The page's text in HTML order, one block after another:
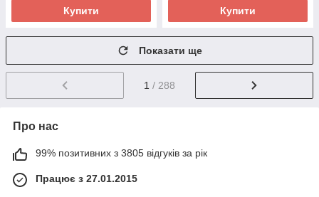
Купити Купити
Показати ще
1 / 288
Про нас
99% позитивних з 3805 відгуків за рік
Працює з 27.01.2015